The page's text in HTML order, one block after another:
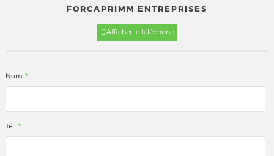
FORCAPRIMM ENTREPRISES
Afficher le téléphone
Nom *
Tél. *